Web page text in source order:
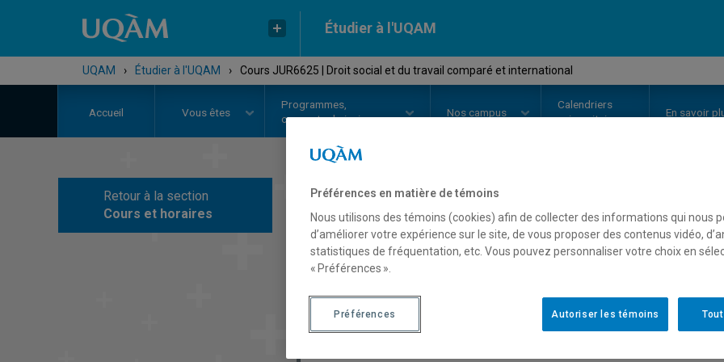
Étudier à l'UQAM
UQAM › Étudier à l'UQAM › Cours JUR6625 | Droit social et du travail comparé et international
Accueil Vous êtes
Programmes,
cours et admission
Nos campus
Calendriers
universitaires
En savoir
Retour à la section
Cours et horaires
COURS// JUR6625-Droit social
international
Description Horaire - Été 2026
Préférences en matière de témoins
Nous utilisons des témoins (cookies) afin de collecter des informations qui nous
d’améliorer votre expérience sur le site, de vous proposer des contenus vidéo,
statistiques de fréquentation, etc. Vous pouvez personnaliser votre choix en
« Préférences ».
Autoriser les témoins
Préférences